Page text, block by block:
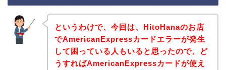
というわけで、今回は、HitoHanaのお店
でAmericanExpressカードエラーが発生
して困っている人もいると思ったので、ど
うすればAmericanExpressカードが使え